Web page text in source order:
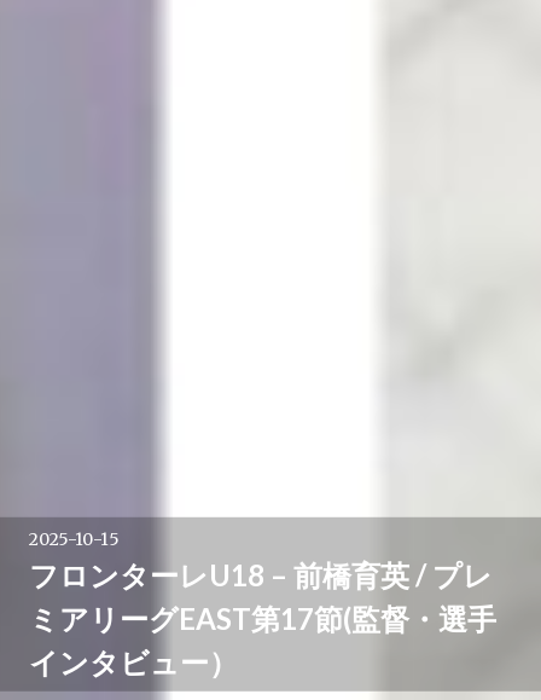
2025-10-15
フロンターレU18 – 前橋育英 / プレ
ミアリーグEAST第17節(監督・選手
インタビュー）